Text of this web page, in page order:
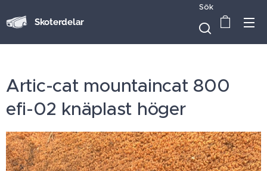
Skoterdelar
Sök
Artic-cat mountaincat 800
efi-02 knäplast höger